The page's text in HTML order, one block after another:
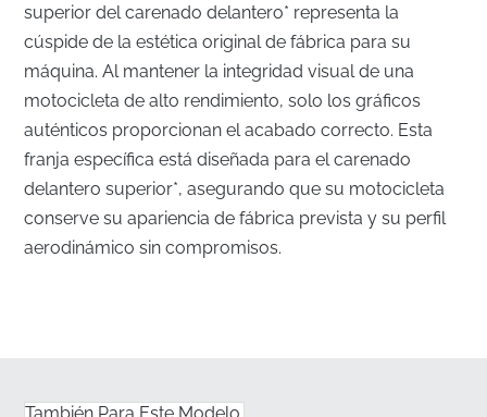
superior del carenado delantero* representa la
cúspide de la estética original de fábrica para su
máquina. Al mantener la integridad visual de una
motocicleta de alto rendimiento, solo los gráficos
auténticos proporcionan el acabado correcto. Esta
franja específica está diseñada para el carenado
delantero superior*, asegurando que su motocicleta
conserve su apariencia de fábrica prevista y su perfil
aerodinámico sin compromisos.